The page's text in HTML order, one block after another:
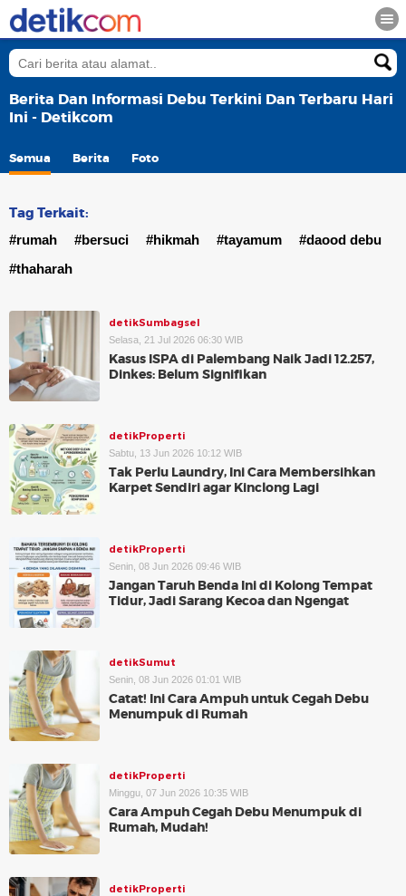
Berita Dan Informasi Debu Terkini Dan Terbaru Hari
Ini - Detikcom
Semua Berita Foto
Tag Terkait:
#rumah #bersuci #hikmah #tayamum
#daood debu
#thaharah
detikSumbagsel
Selasa, 21 Jul 2026 06:30 WIB
Kasus ISPA di Palembang Naik Jadi 12.257,
Dinkes: Belum Signifikan
detikProperti
Sabtu, 13 Jun 2026 10:12 WIB
Tak Perlu Laundry, Ini Cara Membersihkan
Karpet Sendiri agar Kinclong Lagi
detikProperti
Senin, 08 Jun 2026 09:46 WIB
Jangan Taruh Benda Ini di Kolong Tempat
Tidur, Jadi Sarang Kecoa dan Ngengat
detikSumut
Senin, 08 Jun 2026 01:01 WIB
Catat! Ini Cara Ampuh untuk Cegah Debu
Menumpuk di Rumah
detikProperti
Minggu, 07 Jun 2026 10:35 WIB
Cara Ampuh Cegah Debu Menumpuk di
Rumah, Mudah!
detikProperti